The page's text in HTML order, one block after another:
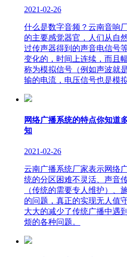
2021-02-26
什么是数字音频？云南音响
的主要感觉器官，人们从自
过传声器得到的声音电信号
变化的，时间上连续，而且
称为模拟信号（例如声波就
输的电流，电压信号也是模
网络广播系统的特点你知道
知
2021-02-26
云南广播系统厂家表示网络
统的分区困难不灵活、声音
（传统的需要专人维护）、
的问题，真正的实现无人值
大大的减少了传统广播中遇
烦的各种问题。